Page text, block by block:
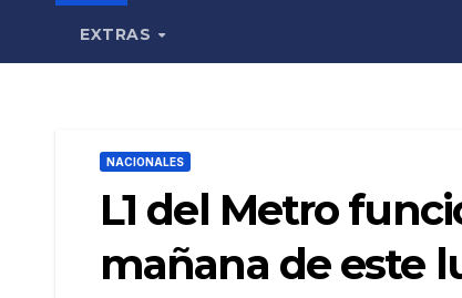
EXTRAS
NACIONALES
L1 del Metro
mañana de este